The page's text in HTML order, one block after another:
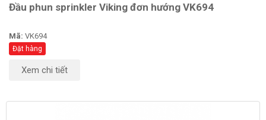
Đầu phun sprinkler Viking đơn hướng VK694
Mã: VK694
Đặt hàng
Xem chi tiết